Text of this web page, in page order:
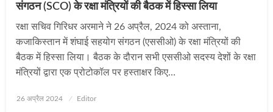
संगठन (SCO) के रक्षा मंत्रियों की बैठक में हिस्‍सा लिया
रक्षा सचिव गिरिधर अरमाने ने 26 अप्रैल, 2024 को अस्ताना,
कजाकिस्तान में शंघाई सहयोग संगठन (एससीओ) के रक्षा मंत्रियों की
बैठक में हिस्‍सा लिया। बैठक के दौरान सभी एससीओ सदस्य देशों के रक्षा
मंत्रियों द्वारा एक प्रोटोकॉल पर हस्ताक्षर किए…
Posted
26 अप्रैल 2024 Editor